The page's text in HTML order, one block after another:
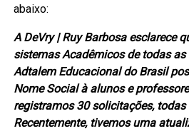
abaixo:
A DeVry | Ruy Barbosa esclarece
sistemas Acadêmicos de todas
Adtalem Educacional do Brasil
Nome Social à alunos e
registramos 30 solicitações, todas
Recentemente, tivemos uma